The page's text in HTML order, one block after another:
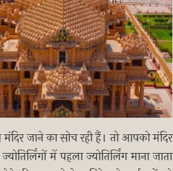
जाने का सोच रही हैं। तो आपको मंदिर
में पहला ज्योतिर्लिंग माना जाता